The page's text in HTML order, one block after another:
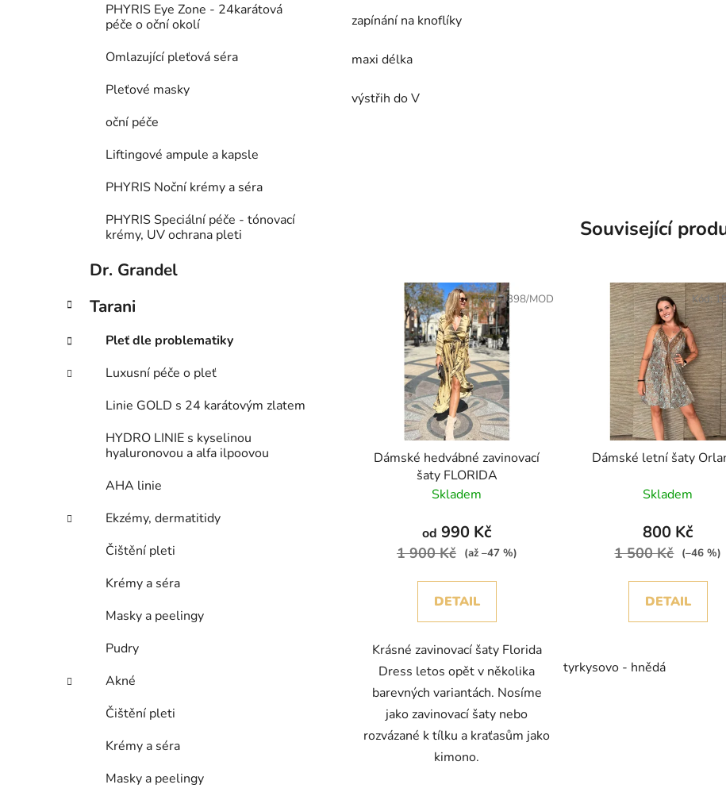
PHYRIS Eye Zone - 24karátová
péče o oční okolí
Omlazující pleťová séra
Pleťové masky
oční péče
Liftingové ampule a kapsle
PHYRIS Noční krémy a séra
PHYRIS Speciální péče - tónovací
krémy, UV ochrana pleti
Dr. Grandel
Tarani
Pleť dle problematiky
Luxusní péče o pleť
Linie GOLD s 24 karátovým zlatem
HYDRO LINIE s kyselinou
hyaluronovou a alfa ilpoovou
AHA linie
Ekzémy, dermatitidy
Čištění pleti
Krémy a séra
Masky a peelingy
Pudry
Akné
Čištění pleti
Krémy a séra
Masky a peelingy
zapínání na knoflíky
maxi délka
výstřih do V
Související
Dámské hedvábné zavinovací
šaty FLORIDA
Skladem
od 990 Kč
1 900 Kč (až –47 %)
DETAIL
Krásné zavinovací šaty Florida
Dress letos opět v několika
barevných variantách. Nosíme
jako zavinovací šaty nebo
rozvázané k tílku a kraťasům jako
kimono.
Kód:1398/MOD
Dámské letní šaty
Skladem
800 Kč
1 500 Kč (–46 %)
DETAIL
tyrkysovo - hnědá
Kód: